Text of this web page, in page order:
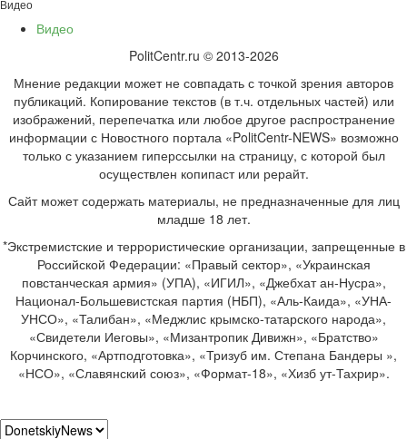
Видео
Видео
PolitCentr.ru © 2013-2026
Мнение редакции может не совпадать с точкой зрения авторов
публикаций. Копирование текстов (в т.ч. отдельных частей) или
изображений, перепечатка или любое другое распространение
информации с Новостного портала «PolitCentr-NEWS» возможно
только с указанием гиперссылки на страницу, с которой был
осуществлен копипаст или рерайт.
Сайт может содержать материалы, не предназначенные для лиц
младше 18 лет.
*Экстремистские и террористические организации, запрещенные в
Российской Федерации: «Правый сектор», «Украинская
повстанческая армия» (УПА), «ИГИЛ», «Джебхат ан-Нусра»,
Национал-Большевистская партия (НБП), «Аль-Каида», «УНА-
УНСО», «Талибан», «Меджлис крымско-татарского народа»,
«Свидетели Иеговы», «Мизантропик Дивижн», «Братство»
Корчинского, «Артподготовка», «Тризуб им. Степана Бандеры »,
«НСО», «Славянский союз», «Формат-18», «Хизб ут-Тахрир».